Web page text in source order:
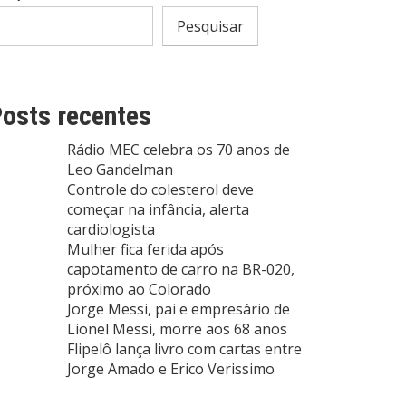
Pesquisar
recentes
Rádio MEC celebra os 70 anos de
Leo Gandelman
Controle do colesterol deve
começar na infância, alerta
cardiologista
Mulher fica ferida após
capotamento de carro na BR-020,
próximo ao Colorado
Jorge Messi, pai e empresário de
Lionel Messi, morre aos 68 anos
Flipelô lança livro com cartas entre
Jorge Amado e Erico Verissimo